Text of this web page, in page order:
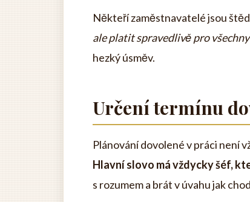
Někteří zaměstnavatelé jsou
ale platit spravedlivě pro všechny
hezký úsměv.
Určení termínu
Plánování dovolené v práci není
Hlavní slovo má vždycky šéf,
s rozumem a brát v úvahu jak